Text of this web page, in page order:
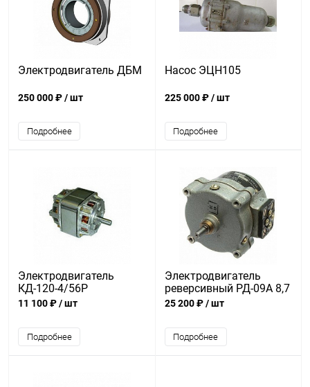
Электродвигатель ДБМ
250 000 ₽/ шт
Подробнее
Насос ЭЦН105
225 000 ₽/ шт
Подробнее
Электродвигатель
КД-120-4/56Р
11 100 ₽/ шт
Подробнее
Электродвигатель
реверсивный РД-09А 8,7
об/мин; 1/137
25 200 ₽/ шт
Подробнее